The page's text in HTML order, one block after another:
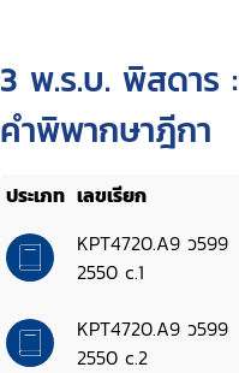
3 พ.ร.บ. พิสดาร : หลักกฎหมายและแนว
คำพิพากษาฎีกา
ประเภท เลขเรียก
KPT4720.A9 ว599
2550 c.1
KPT4720.A9 ว599
2550 c.2